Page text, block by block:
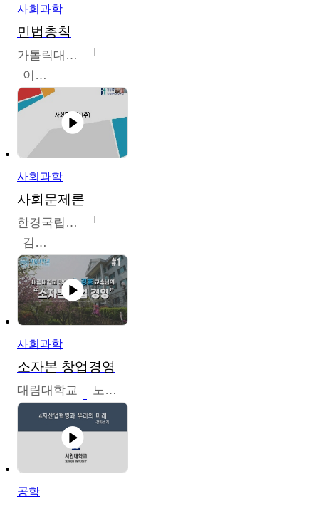
사회과학
민법총칙
가톨릭대학교
이홍민
사회과학
사회문제론
한경국립대학교
김구민
사회과학
소자본 창업경영
대림대학교 노경호
공학